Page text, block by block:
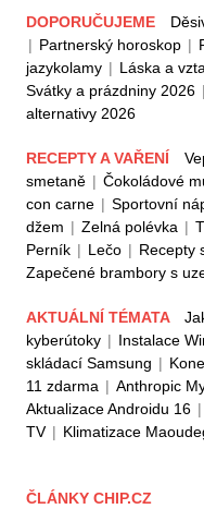
DOPORUČUJEME
| Partnerský horoskop |
jazykolamy | Láska a
Svátky a prázdniny 2026 |
alternativy 2026
RECEPTY A VAŘENÍ
smetaně | Čokoládové
con carne | Sportovní
džem | Zelná polévka |
Perník | Lečo | Recepty
Zapečené brambory s
AKTUÁLNÍ TÉMATA
kyberútoky | Instalace
skládací Samsung |
11 zdarma | Anthropic
Aktualizace Androidu 16 |
TV | Klimatizace
ČLÁNKY CHIP.CZ